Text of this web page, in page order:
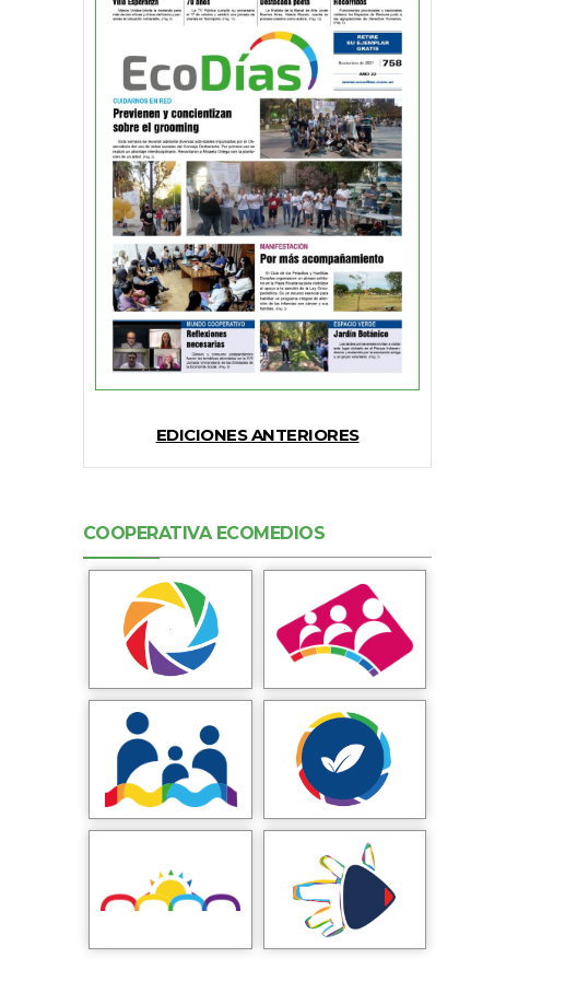
EDICIONES ANTERIORES
COOPERATIVA ECOMEDIOS